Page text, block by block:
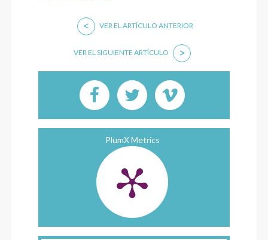
< VER EL ARTÍCULO ANTERIOR
VER EL SIGUIENTE ARTÍCULO >
PlumX Metrics